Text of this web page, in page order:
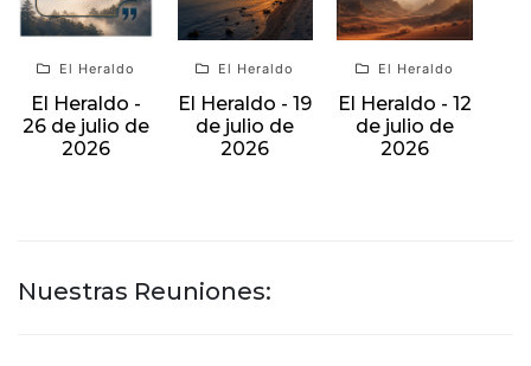
El Heraldo
El Heraldo -
26 de julio de
2026
El Heraldo
El Heraldo - 19
de julio de
2026
El Heraldo
El Heraldo - 12
de julio de
2026
Nuestras Reuniones: